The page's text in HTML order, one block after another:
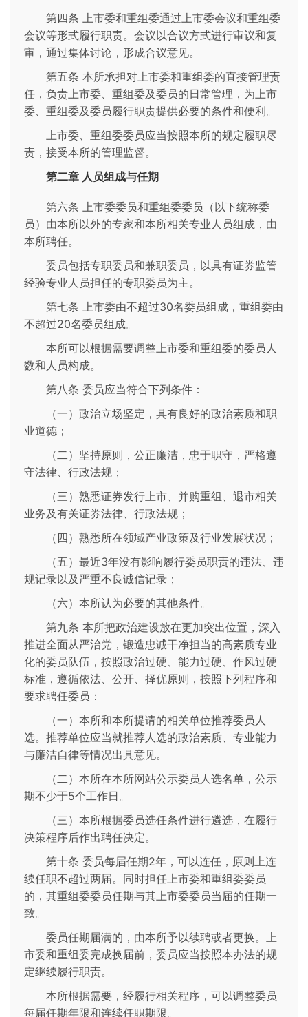
第四条 上市委和重组委通过上市委会议和重组委
会议等形式履行职责。会议以合议方式进行审议和复
审，通过集体讨论，形成合议意见。
第五条 本所承担对上市委和重组委的直接管理责
任，负责上市委、重组委及委员的日常管理，为上市
委、重组委及委员履行职责提供必要的条件和便利。
上市委、重组委委员应当按照本所的规定履职尽
责，接受本所的管理监督。
第二章 人员组成与任期
第六条 上市委委员和重组委委员（以下统称委
员）由本所以外的专家和本所相关专业人员组成，由
本所聘任。
委员包括专职委员和兼职委员，以具有证券监管
经验专业人员担任的专职委员为主。
第七条 上市委由不超过30名委员组成，重组委由
不超过20名委员组成。
本所可以根据需要调整上市委和重组委的委员人
数和人员构成。
第八条 委员应当符合下列条件：
（一）政治立场坚定，具有良好的政治素质和职
业道德；
（二）坚持原则，公正廉洁，忠于职守，严格遵
守法律、行政法规；
（三）熟悉证券发行上市、并购重组、退市相关
业务及有关证券法律、行政法规；
（四）熟悉所在领域产业政策及行业发展状况；
（五）最近3年没有影响履行委员职责的违法、违
规记录以及严重不良诚信记录；
（六）本所认为必要的其他条件。
第九条 本所把政治建设放在更加突出位置，深入
推进全面从严治党，锻造忠诚干净担当的高素质专业
化的委员队伍，按照政治过硬、能力过硬、作风过硬
标准，遵循依法、公开、择优原则，按照下列程序和
要求聘任委员：
（一）本所和本所提请的相关单位推荐委员人
选。推荐单位应当就推荐人选的政治素质、专业能力
与廉洁自律等情况出具意见。
（二）本所在本所网站公示委员人选名单，公示
期不少于5个工作日。
（三）本所根据委员选任条件进行遴选，在履行
决策程序后作出聘任决定。
第十条 委员每届任期2年，可以连任，原则上连
续任职不超过两届。同时担任上市委和重组委委员
的，其重组委委员任期与其上市委委员当届的任期一
致。
委员任期届满的，由本所予以续聘或者更换。上
市委和重组委完成换届前，委员应当按照本办法的规
定继续履行职责。
本所根据需要，经履行相关程序，可以调整委员
每届任期年限和连续任职期限。